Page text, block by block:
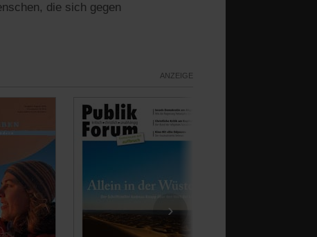
die sich gegen
ANZEIGE
›